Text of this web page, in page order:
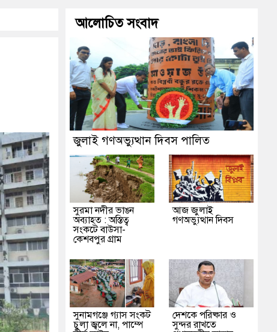
আলোচিত সংবাদ
জুলাই গণঅভ্যুত্থান দিবস পালিত
সুরমা নদীর ভাঙন
অব্যাহত : অস্তিত্ব
সংকটে বাউসা-
কেশবপুর গ্রাম
আজ জুলাই
গণঅভ্যুত্থান দিবস
সুনামগঞ্জে গ্যাস সংকট
চুলা জ্বলে না, পাম্পে
দেশকে পরিষ্কার ও
সুন্দর রাখতে